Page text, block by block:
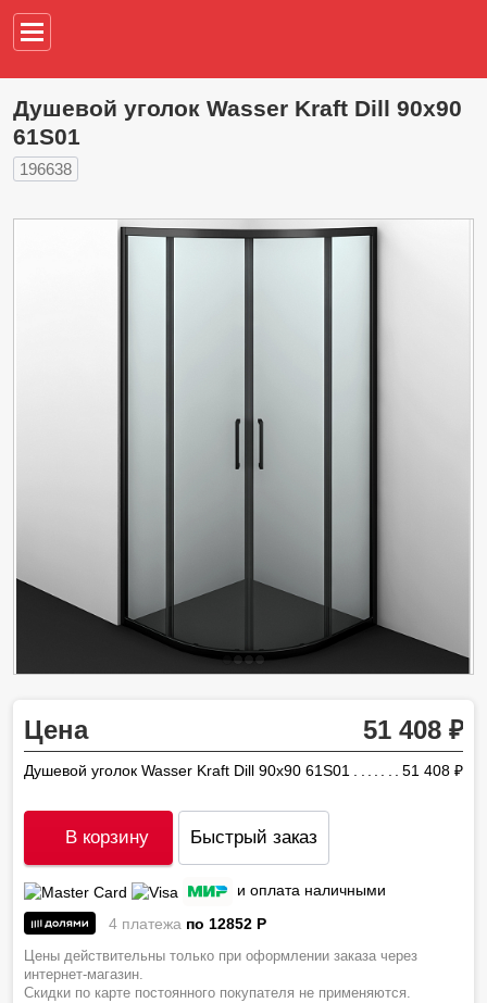
Душевой уголок Wasser Kraft Dill 90х90
61S01
196638
Цена 51 408
Душевой уголок Wasser Kraft Dill 90х90 61S01 51 408
В корзину Быстрый заказ
и оплата наличными
4 платежа по 12852 P
Цены действительны только при оформлении заказа через
интернет-магазин.
Скидки по карте постоянного покупателя не применяются.